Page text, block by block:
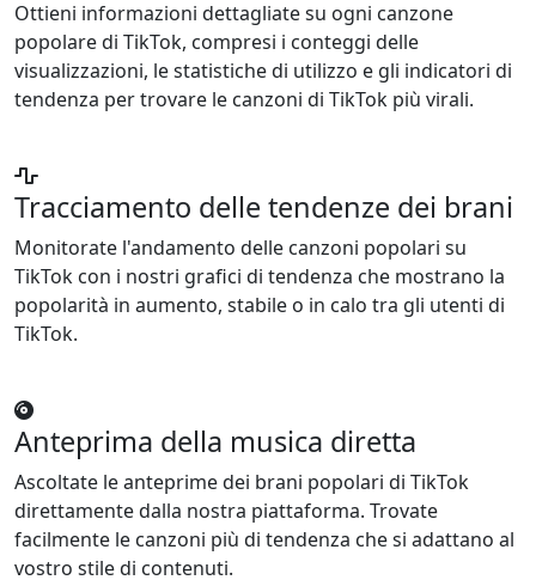
Ottieni informazioni dettagliate su ogni canzone
popolare di TikTok, compresi i conteggi delle
visualizzazioni, le statistiche di utilizzo e gli indicatori di
tendenza per trovare le canzoni di TikTok più virali.
Tracciamento delle tendenze dei brani
Monitorate l'andamento delle canzoni popolari su
TikTok con i nostri grafici di tendenza che mostrano la
popolarità in aumento, stabile o in calo tra gli utenti di
TikTok.
Anteprima della musica diretta
Ascoltate le anteprime dei brani popolari di TikTok
direttamente dalla nostra piattaforma. Trovate
facilmente le canzoni più di tendenza che si adattano al
vostro stile di contenuti.